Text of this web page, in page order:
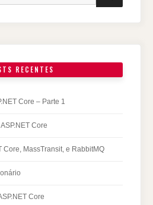
RECENTES
Core – Parte 1
Core
Core, MassTransit, e RabbitMQ
Core